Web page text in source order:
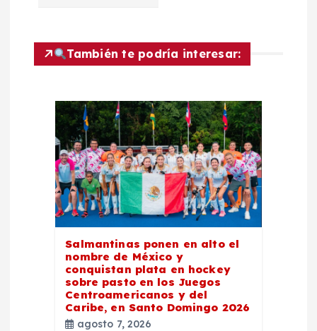
c
También te podría interesar:
Salmantinas ponen en alto el
nombre de México y
conquistan plata en hockey
sobre pasto en los Juegos
Centroamericanos y del
Caribe, en Santo Domingo 2026
agosto 7, 2026